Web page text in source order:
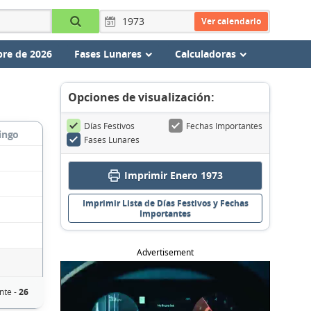
Ver calendario
de 2026 Fases Lunares Calculadoras
-26
Opciones de visualización:
Días Festivos
Fechas Importantes
Fases Lunares
Imprimir Enero 1973
Imprimir Lista de Días Festivos y Fechas
Importantes
Advertisement